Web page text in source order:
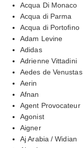
Acqua Di Monaco
Acqua di Parma
Acqua di Portofino
Adam Levine
Adidas
Adrienne Vittadini
Aedes de Venustas
Aerin
Afnan
Agent Provocateur
Agonist
Aigner
Aj Arabia / Widian